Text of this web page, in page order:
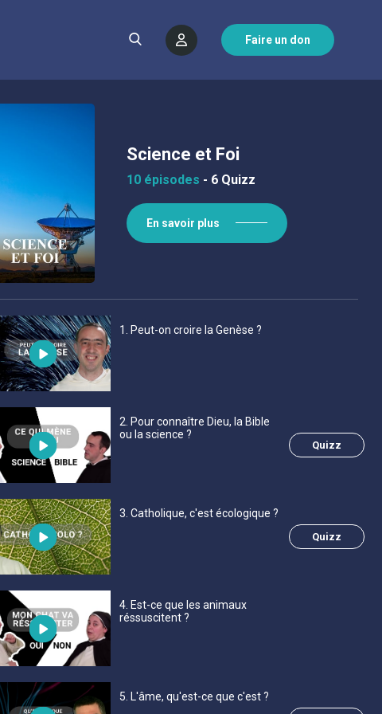
Faire un don
Science et Foi
10 épisodes - 6 Quizz
En savoir plus
1 . Peut-on croire la Genèse ?
2 . Pour connaître Dieu, la Bible
ou la science ?
Quizz
3 . Catholique, c'est écologique ?
Quizz
4. Est-ce que les animaux
réssuscitent ?
5 . L'âme, qu'est-ce que c'est ?